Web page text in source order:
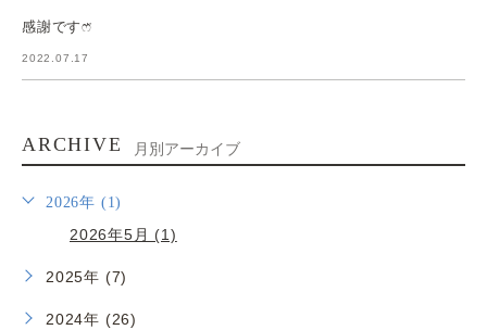
感謝ですෆ̈
2022.07.17
ARCHIVE 月別アーカイブ
2026年 (1)
2026年5月 (1)
2025年 (7)
2024年 (26)